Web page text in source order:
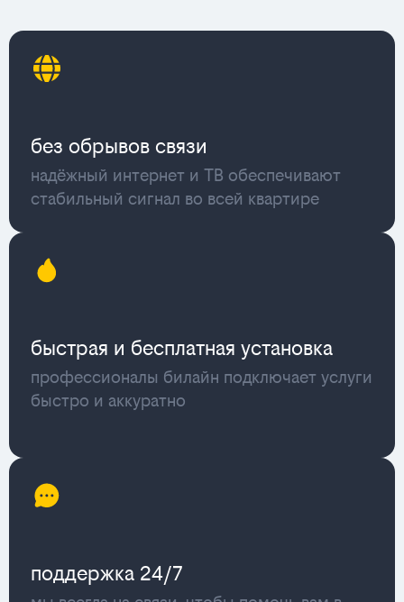
без обрывов связи
надёжный интернет и ТВ обеспечивают
стабильный сигнал во всей квартире
быстрая и бесплатная установка
профессионалы билайн подключает услуги
быстро и аккуратно
поддержка 24/7